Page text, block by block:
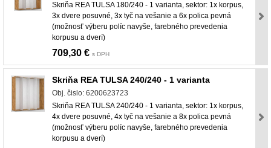
Skriňa REA TULSA 180/240 - 1 varianta, sektor: 1x korpus,
3x dvere posuvné, 3x tyč na vešanie a 6x polica pevná
(možnosť výberu políc navyše, farebného prevedenia
korpusu a dverí)
709,30 € s DPH
Skriňa REA TULSA 240/240 - 1 varianta
Obj. čislo: 6200623723
Skriňa REA TULSA 240/240 - 1 varianta, sektor: 1x korpus,
4x dvere posuvné, 4x tyč na vešanie a 8x polica pevná
(možnosť výberu políc navyše, farebného prevedenia
korpusu a dverí)